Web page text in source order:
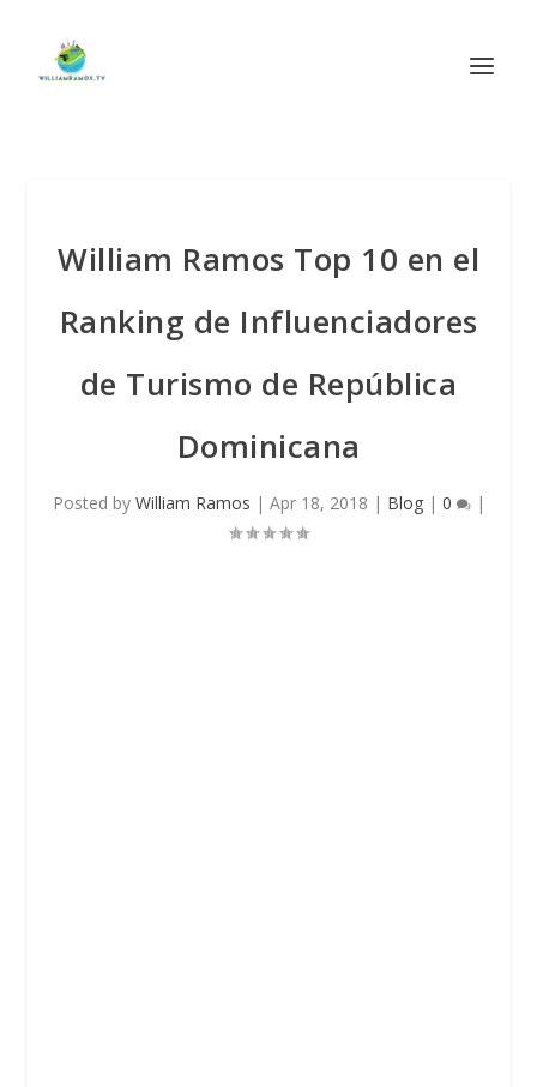
William Ramos Top 10 en el
Ranking de Influenciadores
de Turismo de República
Dominicana
Posted by William Ramos | Apr 18, 2018 | Blog| 0 |